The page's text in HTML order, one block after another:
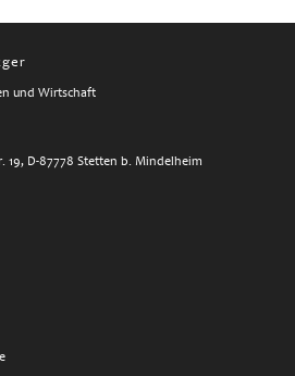
und Wirtschaft
19, D-87778 Stetten b. Mindelheim